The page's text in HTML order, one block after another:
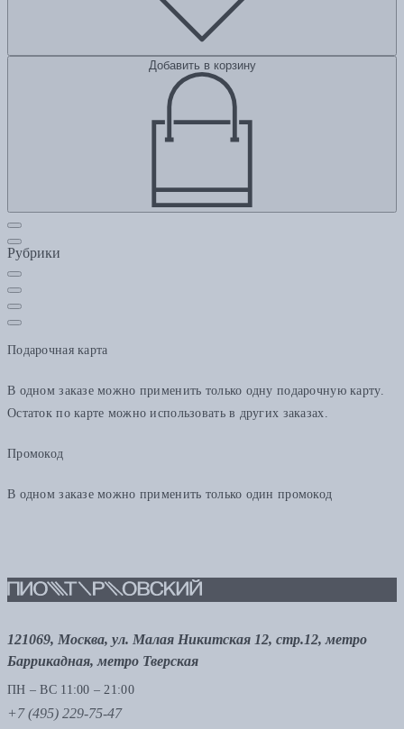
Добавить в корзину
Рубрики
Подарочная карта
В одном заказе можно применить только одну подарочную карту.
Остаток по карте можно использовать в других заказах.
Промокод
В одном заказе можно применить только один промокод
121069, Москва, ул. Малая Никитская 12, стр.12, метро
Баррикадная, метро Тверская
ПН – ВС 11:00 – 21:00
+7 (495) 229-75-47